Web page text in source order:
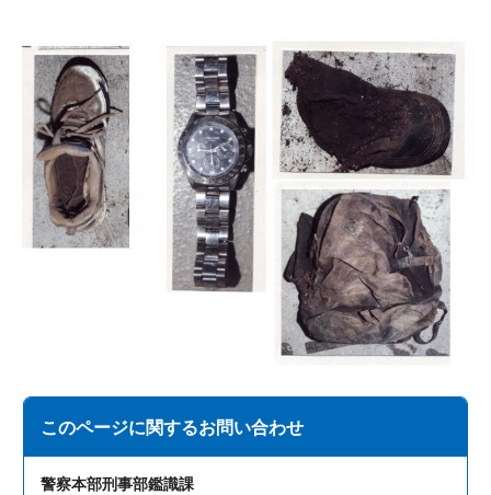
このページに関するお問い合わせ
警察本部刑事部鑑識課